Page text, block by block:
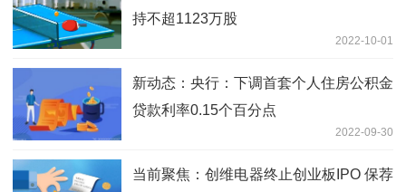
持不超1123万股
2022-10-01
新动态：央行：下调首套个人住房公积金
贷款利率0.15个百分点
2022-09-30
当前聚焦：创维电器终止创业板IPO 保荐